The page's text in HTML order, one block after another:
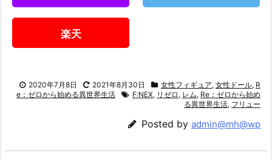
楽天
2020年7月8日 2021年8月30日 女性フィギュア, 女性ドール, R
e：ゼロから始める異世界生活
F:NEX, リゼロ , レム, Re：ゼロから始め
る異世界生活, フリュー
Posted by admin@mh@wp